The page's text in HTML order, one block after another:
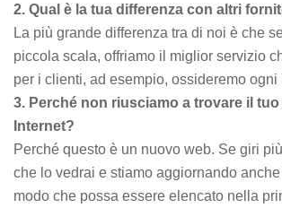
2. Qual è la tua differenza con altri
La più grande differenza tra di noi è che
piccola scala, offriamo il miglior servizio
per i clienti, ad esempio, ossideremo ogni
3. Perché non riusciamo a trovare il
Internet?
Perché questo è un nuovo web. Se giri
che lo vedrai e stiamo aggiornando
modo che possa essere elencato nella